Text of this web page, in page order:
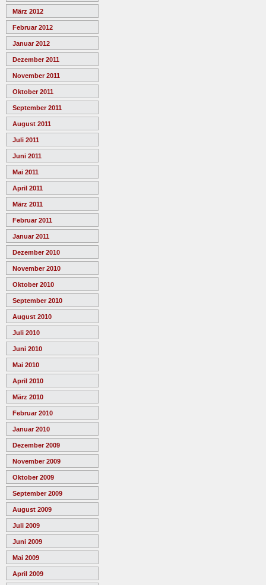
März 2012
Februar 2012
Januar 2012
Dezember 2011
November 2011
Oktober 2011
September 2011
August 2011
Juli 2011
Juni 2011
Mai 2011
April 2011
März 2011
Februar 2011
Januar 2011
Dezember 2010
November 2010
Oktober 2010
September 2010
August 2010
Juli 2010
Juni 2010
Mai 2010
April 2010
März 2010
Februar 2010
Januar 2010
Dezember 2009
November 2009
Oktober 2009
September 2009
August 2009
Juli 2009
Juni 2009
Mai 2009
April 2009